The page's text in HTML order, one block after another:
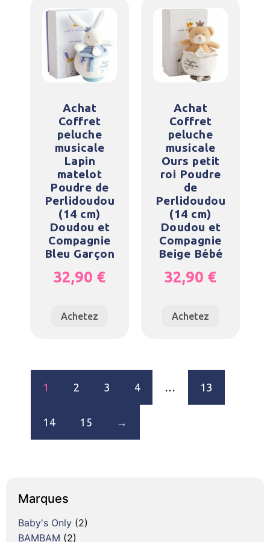
Achat
Coffret
peluche
musicale
Lapin
matelot
Poudre de
Perlidoudou
(14 cm)
Doudou et
Compagnie
Bleu Garçon
32,90 €
Achetez
Achat
Coffret
peluche
musicale
Ours petit
roi Poudre
de
Perlidoudou
(14 cm)
Doudou et
Compagnie
Beige Bébé
32,90 €
Achetez
1 2 3 4 … 13
14 15 →
Marques
Baby's Only (2)
BAMBAM (2)